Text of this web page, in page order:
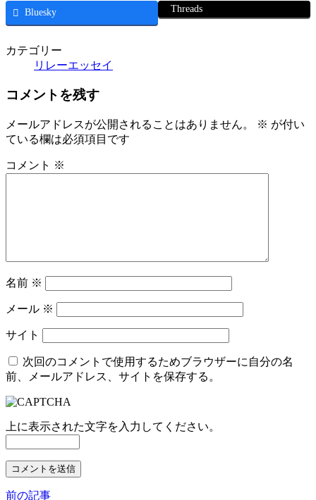
Bluesky Threads
カテゴリー
リレーエッセイ
コメントを残す
メールアドレスが公開されることはありません。 ※ が付い
ている欄は必須項目です
コメント ※
名前 ※
メール ※
サイト
次回のコメントで使用するためブラウザーに自分の名
前、メールアドレス、サイトを保存する。
上に表示された文字を入力してください。
前の記事